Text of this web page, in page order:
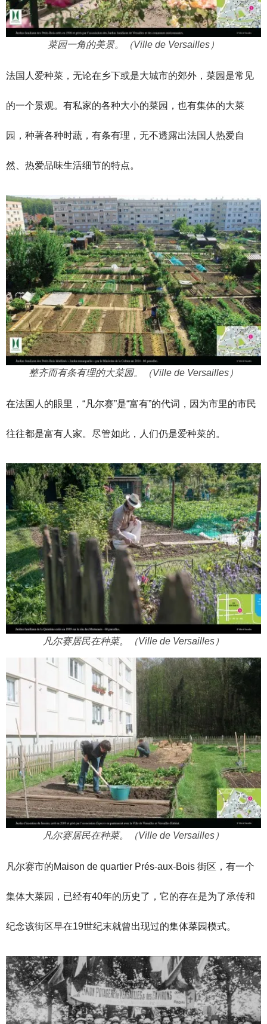
菜园一角的美景。（Ville de Versailles）
法国人爱种菜，无论在乡下或是大城市的郊外，菜园是常见
的一个景观。有私家的各种大小的菜园，也有集体的大菜
园，种著各种时蔬，有条有理，无不透露出法国人热爱自
然、热爱品味生活细节的特点。
整齐而有条有理的大菜园。（Ville de Versailles）
在法国人的眼里，“凡尔赛”是“富有”的代词，因为市里的市民
往往都是富有人家。尽管如此，人们仍是爱种菜的。
凡尔赛居民在种菜。（Ville de Versailles）
凡尔赛居民在种菜。（Ville de Versailles）
凡尔赛市的Maison de quartier Prés-aux-Bois 街区，有一个
集体大菜园，已经有40年的历史了，它的存在是为了承传和
纪念该街区早在19世纪末就曾出现过的集体菜园模式。